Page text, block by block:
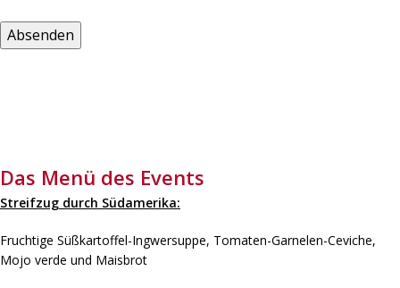
Das Menü des Events
Streifzug durch Südamerika:
Fruchtige Süßkartoffel-Ingwersuppe, Tomaten-Garnelen-Ceviche,
Mojo verde und Maisbrot